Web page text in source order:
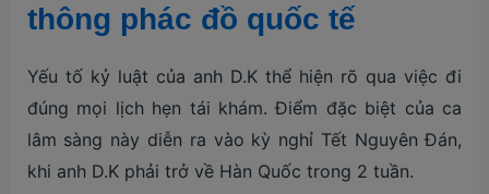
thông phác đồ quốc tế
Yếu tố kỷ luật của anh D.K thể hiện rõ qua việc đi
đúng mọi lịch hẹn tái khám. Điểm đặc biệt của ca
lâm sàng này diễn ra vào kỳ nghỉ Tết Nguyên Đán,
khi anh D.K phải trở về Hàn Quốc trong 2 tuần.